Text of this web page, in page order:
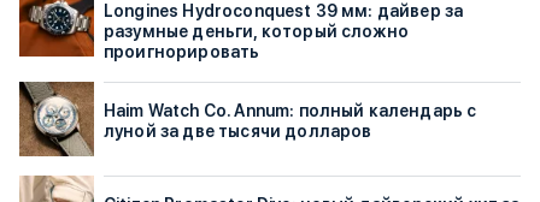
Longines Hydroconquest 39 мм: дайвер за
разумные деньги, который сложно
проигнорировать
Haim Watch Co. Annum: полный календарь с
луной за две тысячи долларов